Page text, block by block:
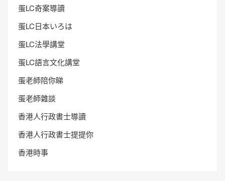
蛋LC奇案導讀
蛋LC日本いろは
蛋LC法學講堂
蛋LC語言文化講堂
蛋老師陪你睇
蛋老師雜談
香港人行政書士導讀
香港人行政書士提提你
香港時事